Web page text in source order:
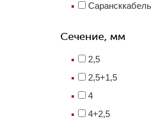
Сарансккабель
Сечение, мм
2,5
2,5+1,5
4
4+2,5